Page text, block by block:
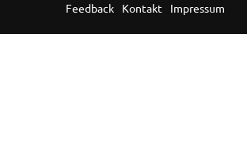
Feedback
Kontakt Impressum